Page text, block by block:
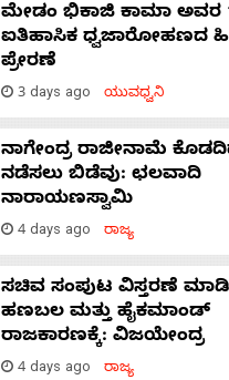
ಮೇಡಂ ಭಿಕಾಜಿ ಕಾಮಾ ಅವರ
ಐತಿಹಾಸಿಕ ಧ್ವಜಾರೋಹಣದ
ಪ್ರೇರಣೆ
3 days ago ಯುವಧ್ವನಿ
ನಾಗೇಂದ್ರ ರಾಜೀನಾಮೆ
ನಡೆಸಲು ಬಿಡೆವು: ಛಲವಾದಿ
ನಾರಾಯಣಸ್ವಾಮಿ
4 days ago ರಾಜ್ಯ
ಸಚಿವ ಸಂಪುಟ ವಿಸ್ತರಣೆ
ಹಣಬಲ ಮತ್ತು ಹೈಕಮಾಂಡ್
ರಾಜಕಾರಣಕ್ಕೆ: ವಿಜಯೇಂದ್ರ
4 days ago ರಾಜ್ಯ